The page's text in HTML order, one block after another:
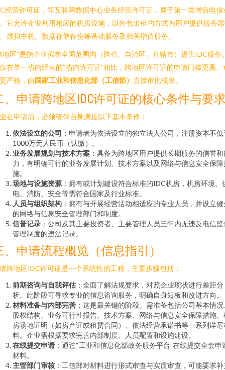
经营许可证，即互联网数据中心业务经营许可证，属于第一类增值电信
它允许企业利用相应的机房设施，以外包出租的方式为用户提供服务
虚拟主机、数据存储备份等基础服务及相关增值服务。
地区”是指企业拟在全国范围内（跨省、自治区、直辖市）提供IDC服务
在单一省内经营的“省内许可证”相比，跨地区许可证的申请门槛更高、
严格，由国家工业和信息化部（工信部） 直接审批核发。
、申请跨地区IDC许可证的核心条件与要
在申请前，必须确保自身满足以下基本条件：
依法设立的公司 ：申请者为依法设立的独立法人公司，注册资本不低
1000万元人民币（认缴）。
业务发展规划与技术方案 ：具备为跨地区用户提供长期服务的信誉
力，有明确可行的业务发展计划、技术方案以及网络与信息安全保障
施。
场地与设施资源 ：拥有或计划建设符合标准的IDC机房，机房环境、
电、消防、安全等需符合国家及行业标准。
人员与组织架构 ：拥有与开展经营活动相适应的专业人员，并设立健
的网络与信息安全管理部门和制度。
信誉记录 ：公司及其主要投资者、主要管理人员三年内无违反电信监
管理制度的违法记录。
、申请流程概览（信息指引）
跨地区IDC许可证是一个系统性的工程，主要步骤包括：
前期咨询与自我评估 ：全面了解法规要求，对照企业现状进行差距分
析。此阶段可寻求专业的信息咨询服务，明确自身短板和改进方向。
材料准备与内部完善 ：这是最关键的阶段。需准备包括公司基本情
股权结构、业务可行性报告、技术方案、网络与信息安全保障措施、
房场地证明（如房产证或租赁合同）、依法经营承诺书等一系列详尽
料。企业需根据要求完善内部制度、人员配置和设施建设。
在线提交申请 ：通过“工业和信息化部政务服务平台”在线提交全套申
材料。
主管部门审核 ：工信部对材料进行形式审查与实质审查，可能要求补